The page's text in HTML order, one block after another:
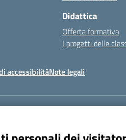
Didattica
Offerta formativa
I progetti delle
accessibilitàNote legali